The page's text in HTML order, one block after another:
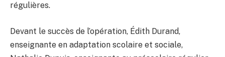
régulières.
Devant le succès de l’opération, Édith Durand,
enseignante en adaptation scolaire et sociale,